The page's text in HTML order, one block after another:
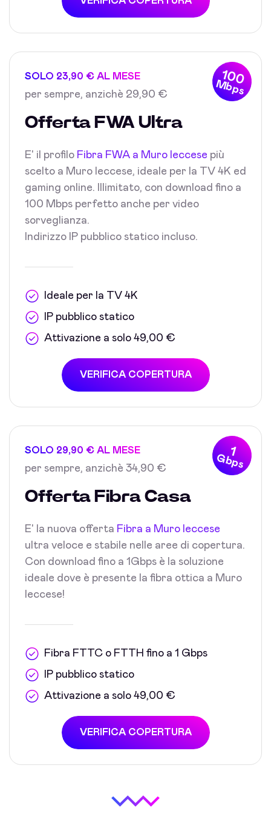
100
Mbps
SOLO 23,90 € AL MESE
per sempre, anzichè 29,90 €
Offerta FWA Ultra
E' il profilo Fibra FWA a Muro leccese più
scelto a Muro leccese, ideale per la TV 4K ed
gaming online. Illimitato, con download fino a
100 Mbps perfetto anche per video
sorveglianza.
Indirizzo IP pubblico statico incluso.
Ideale per la TV 4K
IP pubblico statico
Attivazione a solo 49,00 €
VERIFICA COPERTURA
1
Gbps
SOLO 29,90 € AL MESE
per sempre, anzichè 34,90 €
Offerta Fibra Casa
E' la nuova offerta Fibra a Muro leccese
ultra veloce e stabile nelle aree di copertura.
Con download fino a 1Gbps è la soluzione
ideale dove è presente la fibra ottica a Muro
leccese!
Fibra FTTC o FTTH fino a 1 Gbps
IP pubblico statico
Attivazione a solo 49,00 €
VERIFICA COPERTURA